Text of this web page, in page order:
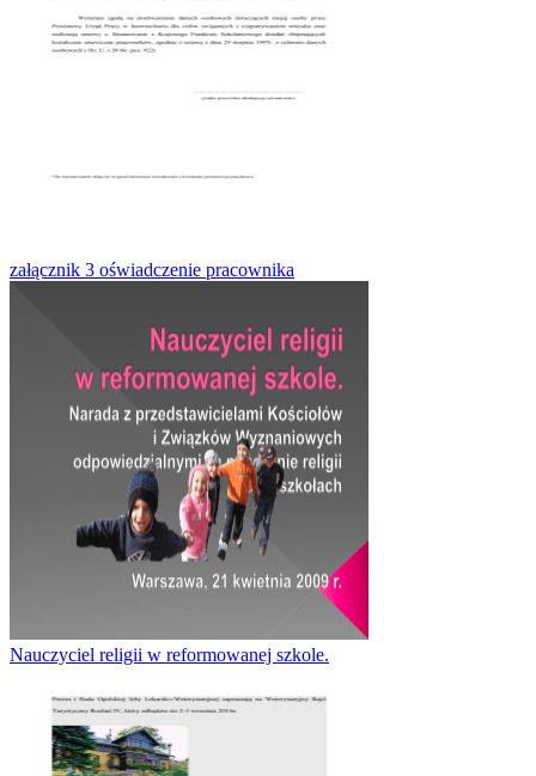
załącznik 3 oświadczenie pracownika
Nauczyciel religii w reformowanej szkole.